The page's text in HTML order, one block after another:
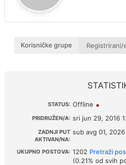
Korisničke grupe
STATUS: Offline
PRIDRUŽEN/A: sri jun 29, 2016
ZADNJI PUT
AKTIVAN/NA:
sub avg 01,
UKUPNO POSTOVA: 1202 Pretraži
(0.21% od svih